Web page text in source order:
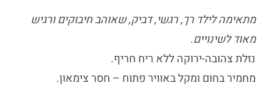
מתאימה לילד רך, רגשי, דביק, שאוהב חיבוקים ורגיש
מאוד לשינויים.
נזלת צהובה-ירוקה ללא ריח חריף.
מחמיר בחום ומקל באוויר פתוח – חסר צימאון.